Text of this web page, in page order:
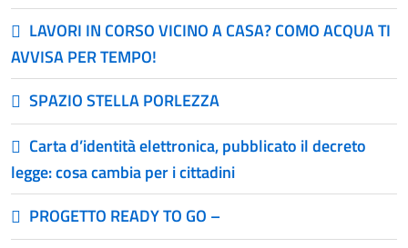
LAVORI IN CORSO VICINO A CASA? COMO ACQUA TI
AVVISA PER TEMPO!
SPAZIO STELLA PORLEZZA
Carta d’identità elettronica, pubblicato il decreto
legge: cosa cambia per i cittadini
PROGETTO READY TO GO –